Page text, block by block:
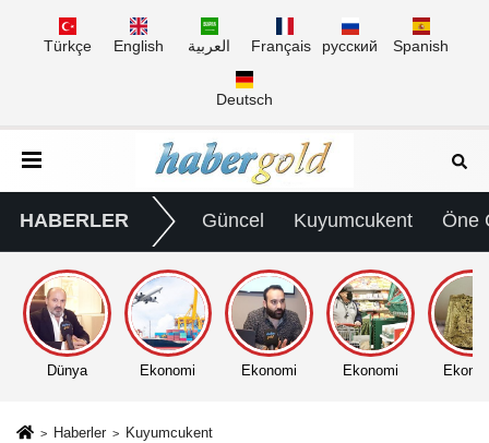
Türkçe English العربية Français русский Spanish
Deutsch
HABERLER Güncel Kuyumcukent Öne
Dünya Ekonomi Ekonomi Ekonomi
Haberler Kuyumcukent